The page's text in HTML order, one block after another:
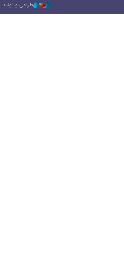
طراحی و